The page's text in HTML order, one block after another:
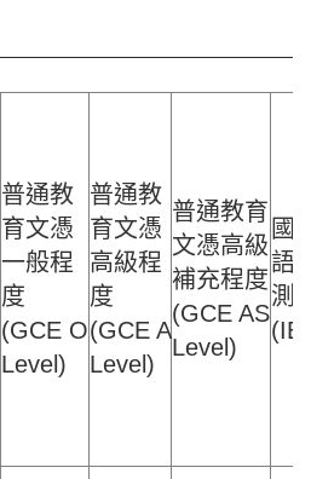
普通教
育文憑
一般程
度
(GCE O
Level)
普通教
育文憑
高級程
度
(GCE A
Level)
普通教育
文憑高級
補充程度
(GCE AS
Level)
國
語
測